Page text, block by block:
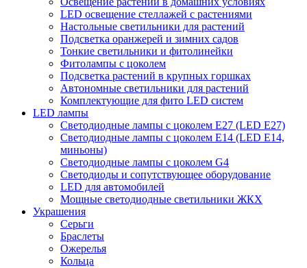
LED освещение стеллажей с растениями
Настольные светильники для растений
Подсветка оранжерей и зимних садов
Тонкие светильники и фитолинейки
Фитолампы с цоколем
Подсветка растений в крупных горшках
Автономные светильники для растений
Комплектующие для фито LED систем
LED лампы
Светодиодные лампы с цоколем Е27 (LED E27)
Светодиодные лампы с цоколем Е14 (LED E14,
миньоны)
Светодиодные лампы с цоколем G4
Светодиоды и сопутствующее оборудование
LED для автомобилей
Мощные светодиодные светильники ЖКХ
Украшения
Серьги
Браслеты
Ожерелья
Кольца